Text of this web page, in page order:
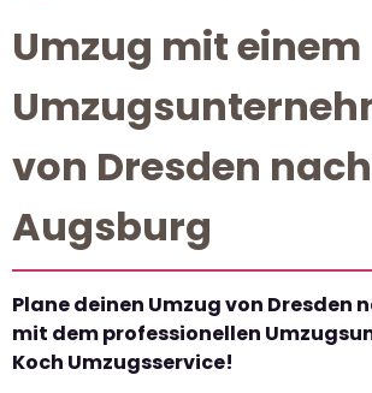
Umzug mit einem
von Dresden nach
Augsburg
Plane deinen Umzug von Dresden
mit dem professionellen
Koch Umzugsservice!